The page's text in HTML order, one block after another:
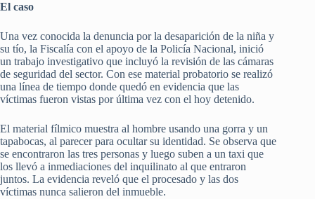
El caso
Una vez conocida la denuncia por la desaparición de la niña y
su tío, la Fiscalía con el apoyo de la Policía Nacional, inició
un trabajo investigativo que incluyó la revisión de las cámaras
de seguridad del sector. Con ese material probatorio se realizó
una línea de tiempo donde quedó en evidencia que las
víctimas fueron vistas por última vez con el hoy detenido.
El material fílmico muestra al hombre usando una gorra y un
tapabocas, al parecer para ocultar su identidad. Se observa que
se encontraron las tres personas y luego suben a un taxi que
los llevó a inmediaciones del inquilinato al que entraron
juntos. La evidencia reveló que el procesado y las dos
víctimas nunca salieron del inmueble.